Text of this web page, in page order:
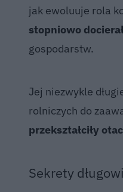
jak ewoluuje rola
stopniowo
gospodarstw.
Jej niezwykle
rolniczych do
przekształciły
Sekrety